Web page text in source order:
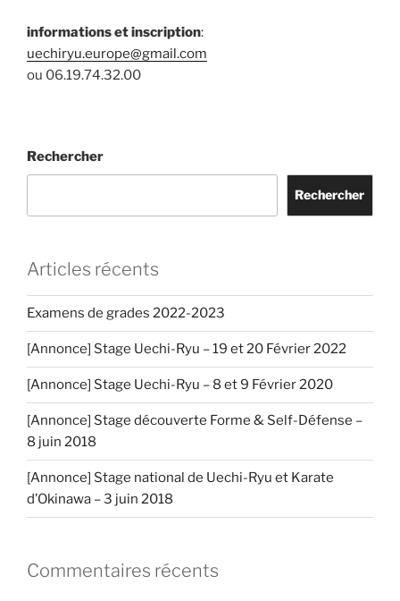
informations et inscription:
uechiryu.europe@gmail.com
ou 06.19.74.32.00
Rechercher
Rechercher
Articles récents
Examens de grades 2022-2023
[Annonce] Stage Uechi-Ryu – 19 et 20 Février 2022
[Annonce] Stage Uechi-Ryu – 8 et 9 Février 2020
[Annonce] Stage découverte Forme & Self-Défense –
8 juin 2018
[Annonce] Stage national de Uechi-Ryu et Karate
d’Okinawa – 3 juin 2018
Commentaires récents